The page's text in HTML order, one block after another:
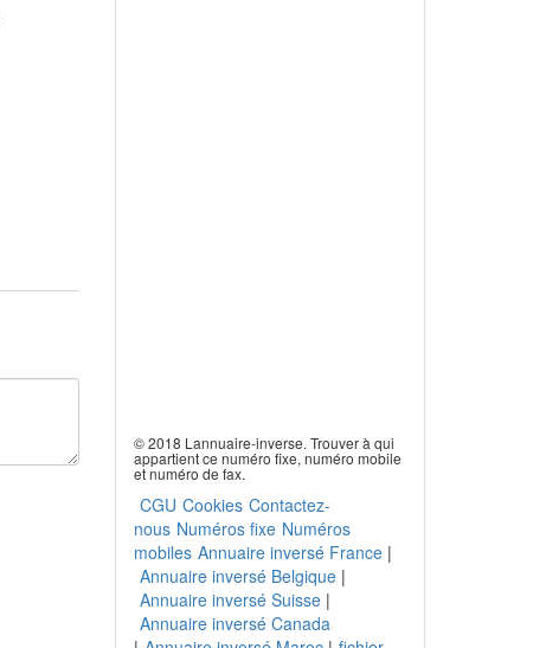
© 2018 Lannuaire-inverse. Trouver à qui
appartient ce numéro fixe, numéro mobile
et numéro de fax.
CGU Cookies Contactez-
nous Numéros fixe Numéros
mobiles Annuaire inversé France|
Annuaire inversé Belgique|
Annuaire inversé Suisse|
Annuaire inversé Canada